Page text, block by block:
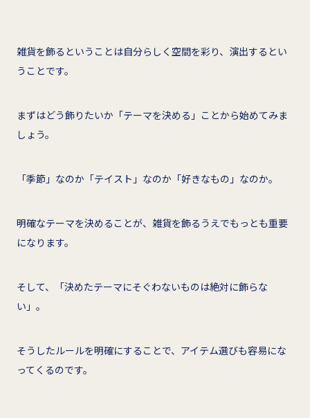
雑貨を飾るということは自分らしく空間を彩り、演出するとい
うことです。
まずはどう飾りたいか「テーマを決める」ことから始めてみま
しょう。
「季節」なのか「テイスト」なのか「好きなもの」なのか。
明確なテーマを決めることが、雑貨を飾るうえでもっとも重要
になります。
そして、「決めたテーマにそぐわないものは絶対に飾らな
い」。
そうしたルールを明確にすることで、アイテム選びも容易にな
ってくるのです。